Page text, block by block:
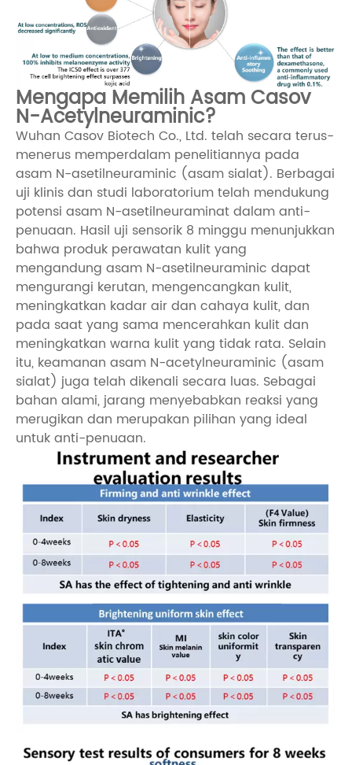
Mengapa Memilih Asam Casov
N-Acetylneuraminic?
Wuhan Casov Biotech Co., Ltd. telah secara terus-
menerus memperdalam penelitiannya pada
asam N-asetilneuraminic (asam sialat). Berbagai
uji klinis dan studi laboratorium telah mendukung
potensi asam N-asetilneuraminat dalam anti-
penuaan. Hasil uji sensorik 8 minggu menunjukkan
bahwa produk perawatan kulit yang
mengandung asam N-asetilneuraminic dapat
mengurangi kerutan, mengencangkan kulit,
meningkatkan kadar air dan cahaya kulit, dan
pada saat yang sama mencerahkan kulit dan
meningkatkan warna kulit yang tidak rata. Selain
itu, keamanan asam N-acetylneuraminic (asam
sialat) juga telah dikenali secara luas. Sebagai
bahan alami, jarang menyebabkan reaksi yang
merugikan dan merupakan pilihan yang ideal
untuk anti-penuaan.